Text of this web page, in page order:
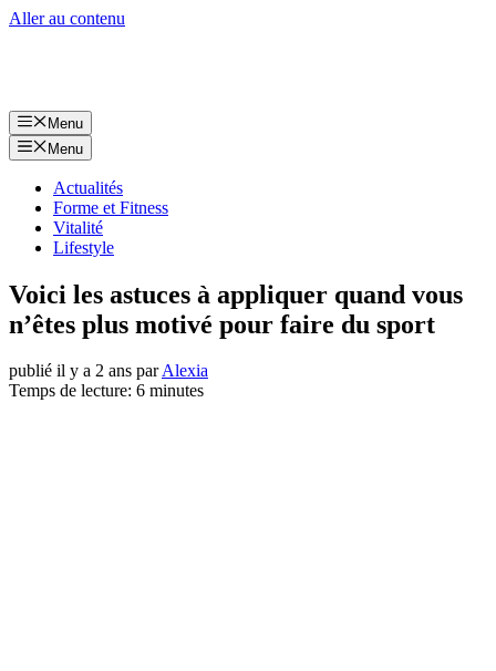
Aller au contenu
Menu
Menu
Actualités
Forme et Fitness
Vitalité
Lifestyle
Voici les astuces à appliquer quand vous
n’êtes plus motivé pour faire du sport
publié il y a 2 ans parAlexia
Temps de lecture: 6 minutes